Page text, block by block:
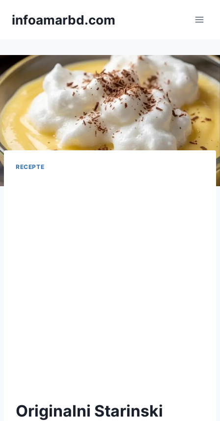
infoamarbd.com
RECEPTE
Originalni Starinski